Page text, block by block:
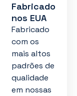
Fabricado
nos EUA
Fabricado
com os
mais altos
padrões de
qualidade
em nossas